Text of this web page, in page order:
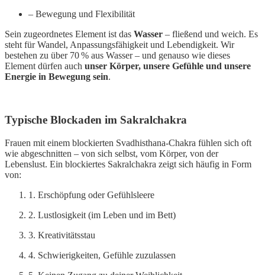
– Bewegung und Flexibilität
Sein zugeordnetes Element ist das Wasser – fließend und weich. Es
steht für Wandel, Anpassungsfähigkeit und Lebendigkeit. Wir
bestehen zu über 70 % aus Wasser – und genauso wie dieses
Element dürfen auch unser Körper, unsere Gefühle und unsere
Energie in Bewegung sein.
Typische Blockaden im Sakralchakra
Frauen mit einem blockierten Svadhisthana-Chakra fühlen sich oft
wie abgeschnitten – von sich selbst, vom Körper, von der
Lebenslust. Ein blockiertes Sakralchakra zeigt sich häufig in Form
von:
1. Erschöpfung oder Gefühlsleere
2. Lustlosigkeit (im Leben und im Bett)
3. Kreativitätsstau
4. Schwierigkeiten, Gefühle zuzulassen